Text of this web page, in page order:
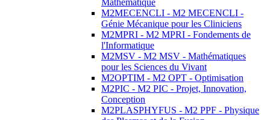
Mathématique
M2MECENCLI - M2 MECENCLI -
Génie Mécanique pour les Cliniciens
M2MPRI - M2 MPRI - Fondements de
l'Informatique
M2MSV - M2 MSV - Mathématiques
pour les Sciences du Vivant
M2OPTIM - M2 OPT - Optimisation
M2PIC - M2 PIC - Projet, Innovation,
Conception
M2PLASPHYFUS - M2 PPF - Physique